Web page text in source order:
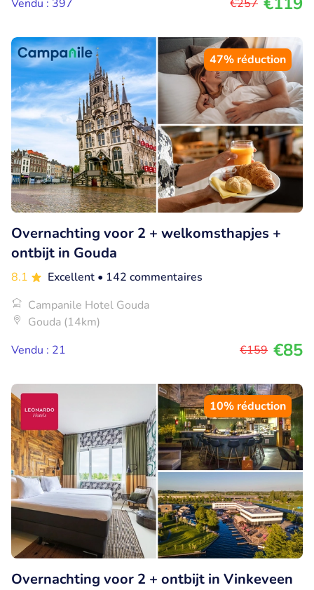
Vendu : 397
€257
47% réduction
Overnachting voor 2 + welkomsthapjes +
ontbijt in Gouda
8.1 Excellent • 142 commentaires
Campanile Hotel Gouda
Gouda (14km)
Vendu : 21
€159 €85
10% réduction
Overnachting voor 2 + ontbijt in Vinkeveen